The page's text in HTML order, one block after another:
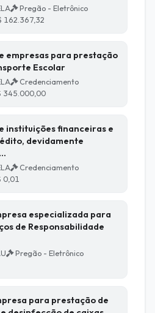
Pregão - Eletrônico
162.367,32
empresas para prestação
Escolar
Credenciamento
345.000,00
instituições financeiras e
devidamente
Credenciamento
0,01
especializada para
de Responsabilidade
Pregão - Eletrônico
para prestação de